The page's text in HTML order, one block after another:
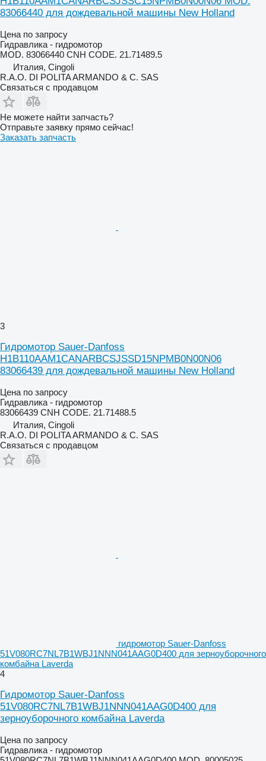
83066440 для дождевальной машины New Holland
Цена по запросу
Гидравлика - гидромотор
MOD. 83066440 CNH CODE. 21.71489.5
Италия, Cingoli
R.A.O. DI POLITA ARMANDO & C. SAS
Связаться с продавцом
Не можете найти запчасть?
Отправьте заявку прямо сейчас!
Заказать запчасть
3
Гидромотор Sauer-Danfoss
H1B110AAM1CANARBCSJSSD15NPMB0N00N06
83066439 для дождевальной машины New Holland
Цена по запросу
Гидравлика - гидромотор
83066439 CNH CODE. 21.71488.5
Италия, Cingoli
R.A.O. DI POLITA ARMANDO & C. SAS
Связаться с продавцом
гидромотор Sauer-Danfoss
51V080RC7NL7B1WBJ1NNN041AAG0D400 для зерноуборочного
комбайна Laverda
4
Гидромотор Sauer-Danfoss
51V080RC7NL7B1WBJ1NNN041AAG0D400 для
зерноуборочного комбайна Laverda
Цена по запросу
Гидравлика - гидромотор